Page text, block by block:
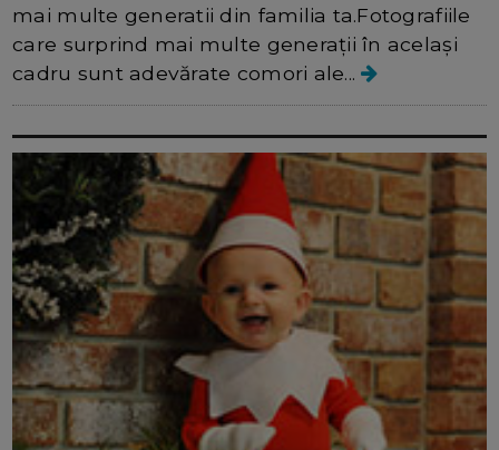
mai multe generatii din familia ta.Fotografiile
care surprind mai multe generații în același
cadru sunt adevărate comori ale...